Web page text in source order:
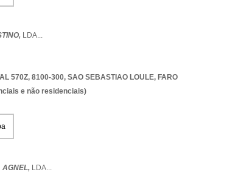
LDA...
570Z, 8100-300, SAO SEBASTIAO LOULE, FARO
e não residenciais)
AGNEL, LDA...